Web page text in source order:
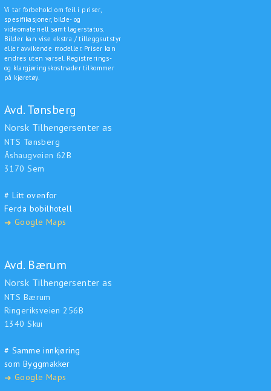
Vi tar forbehold om feil i priser,
spesifikasjoner, bilde- og
videomateriell samt lagerstatus.
Bilder kan vise ekstra / tilleggsutstyr
eller avvikende modeller. Priser kan
endres uten varsel. Registrerings-
og klargjøringskostnader tilkommer
på kjøretøy.
Avd. Tønsberg
Norsk Tilhengersenter as
NTS Tønsberg
Åshaugveien 62B
3170 Sem
# Litt ovenfor
Ferda bobilhotell
➜ Google Maps
Avd. Bærum
Norsk Tilhengersenter as
NTS Bærum
Ringeriksveien 256B
1340 Skui
# Samme innkjøring
som Byggmakker
➜ Google Maps